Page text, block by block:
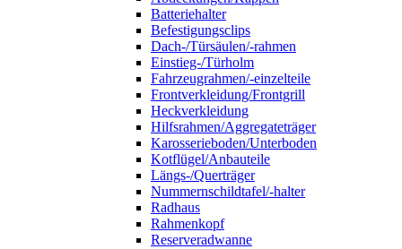
Batteriehalter
Befestigungsclips
Dach-/Türsäulen/-rahmen
Einstieg-/Türholm
Fahrzeugrahmen/-einzelteile
Frontverkleidung/Frontgrill
Heckverkleidung
Hilfsrahmen/Aggregateträger
Karosserieboden/Unterboden
Kotflügel/Anbauteile
Längs-/Querträger
Nummernschildtafel/-halter
Radhaus
Rahmenkopf
Reserveradwanne